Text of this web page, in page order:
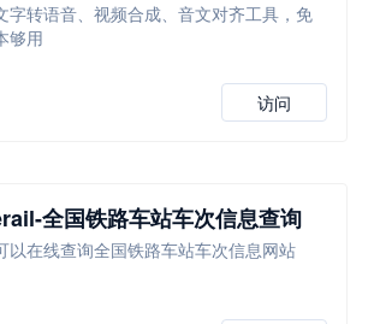
字转语音、视频合成、音文对齐工具，免
够用
访问
全国铁路车站车次信息查询
以在线查询全国铁路车站车次信息网站